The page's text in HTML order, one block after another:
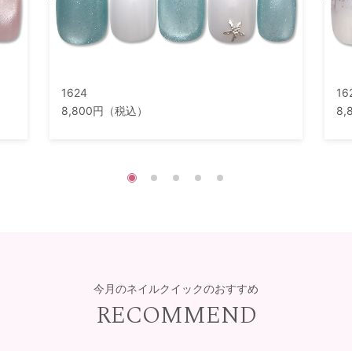
1624
8,800円（税込）
今月のネイルクイックのおすすめ
RECOMMEND